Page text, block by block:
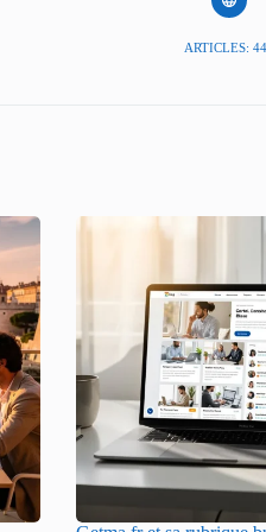
ARTICLES: